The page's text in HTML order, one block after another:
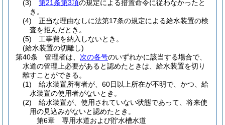
(3)
第21条第3項の規定による措置命令に従わなかったと
き。
(4)
正当な理由なしに法第17条の規定による給水装置の検
査を拒んだとき。
(5)
工事費を納入しないとき。
(給水装置の切離し)
第40条
管理者は、 次の各号のいずれかに該当する場合で、
水道の管理上必要があると認めたときは、給水装置を切り
離すことができる。
(1)
給水装置所有者が、60日以上所在が不明で、かつ、給
水装置の使用者がないとき。
(2)
給水装置が、使用されていない状態であって、将来使
用の見込みがないと認めたとき。
第6章
専用水道および貯水槽水道